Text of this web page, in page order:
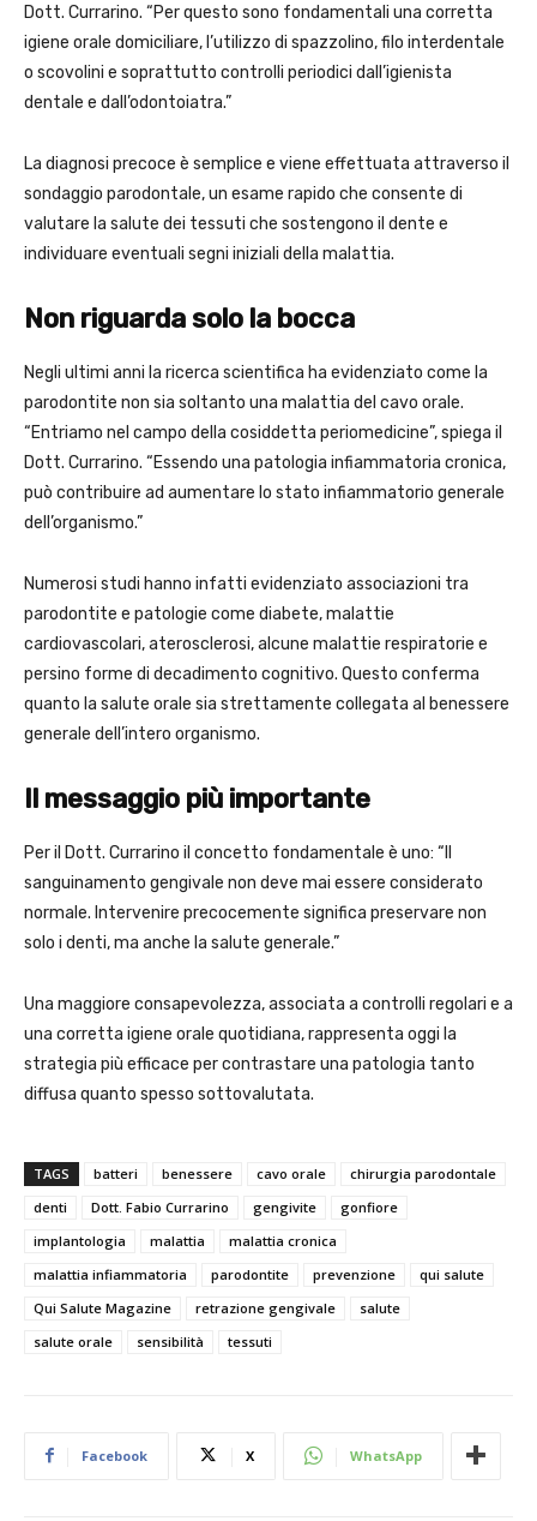
Dott. Currarino. “Per questo sono fondamentali una corretta
igiene orale domiciliare, l’utilizzo di spazzolino, filo interdentale
o scovolini e soprattutto controlli periodici dall’igienista
dentale e dall’odontoiatra.”
La diagnosi precoce è semplice e viene effettuata attraverso il
sondaggio parodontale, un esame rapido che consente di
valutare la salute dei tessuti che sostengono il dente e
individuare eventuali segni iniziali della malattia.
Non riguarda solo la bocca
Negli ultimi anni la ricerca scientifica ha evidenziato come la
parodontite non sia soltanto una malattia del cavo orale.
“Entriamo nel campo della cosiddetta periomedicine”, spiega il
Dott. Currarino. “Essendo una patologia infiammatoria cronica,
può contribuire ad aumentare lo stato infiammatorio generale
dell’organismo.”
Numerosi studi hanno infatti evidenziato associazioni tra
parodontite e patologie come diabete, malattie
cardiovascolari, aterosclerosi, alcune malattie respiratorie e
persino forme di decadimento cognitivo. Questo conferma
quanto la salute orale sia strettamente collegata al benessere
generale dell’intero organismo.
Il messaggio più importante
Per il Dott. Currarino il concetto fondamentale è uno: “Il
sanguinamento gengivale non deve mai essere considerato
normale. Intervenire precocemente significa preservare non
solo i denti, ma anche la salute generale.”
Una maggiore consapevolezza, associata a controlli regolari e a
una corretta igiene orale quotidiana, rappresenta oggi la
strategia più efficace per contrastare una patologia tanto
diffusa quanto spesso sottovalutata.
TAGS batteri benessere cavo orale
chirurgia parodontale
denti
Dott. Fabio Currarino gengivite
gonfiore
implantologia
malattia
malattia cronica
malattia infiammatoria
parodontite prevenzione
qui salute
Qui Salute Magazine
retrazione gengivale
salute
salute orale
sensibilità tessuti
Facebook X WhatsApp